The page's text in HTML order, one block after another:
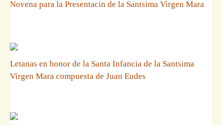
Novena para la Presentacin de la Santsima Virgen Mara
Letanas en honor de la Santa Infancia de la Santsima
Virgen Mara compuesta de Juan Eudes